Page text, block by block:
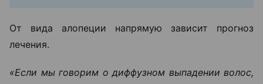
От вида алопеции напрямую зависит прогноз
лечения.
«Если мы говорим о диффузном выпадении волос,